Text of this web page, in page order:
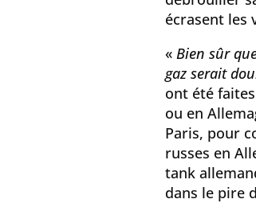
écrasent les
« Bien sûr
gaz serait
ont été
ou en
Paris, pour
russes en
tank
dans le pire